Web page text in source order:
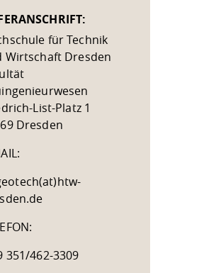
für Technik
Wirtschaft Dresden
List-Platz 1
Dresden
351/462-3309